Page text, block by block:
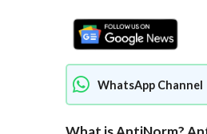
WhatsApp Channel